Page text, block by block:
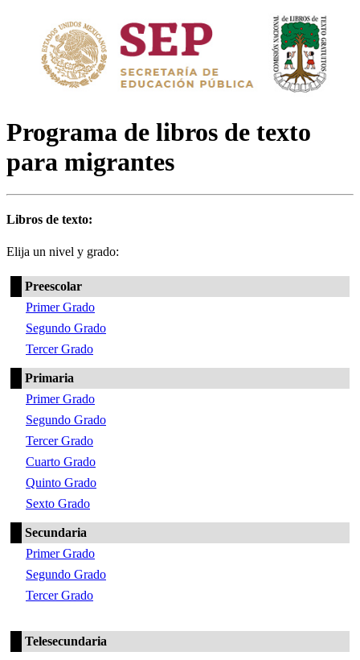
Programa de libros de texto
para migrantes
Libros de texto:
Elija un nivel y grado:
Preescolar
Primer Grado
Segundo Grado
Tercer Grado
Primaria
Primer Grado
Segundo Grado
Tercer Grado
Cuarto Grado
Quinto Grado
Sexto Grado
Secundaria
Primer Grado
Segundo Grado
Tercer Grado
Telesecundaria